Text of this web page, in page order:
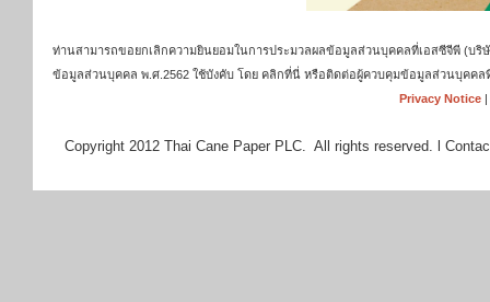
ท่านสามารถขอยกเลิกความยินยอมในการประมวลผลข้อมูลส่วนบุคคลที่เอสซีจีพี (บ
ข้อมูลส่วนบุคคล พ.ศ.2562 ใช้บังคับ โดย คลิกที่นี่ หรือติดต่อผู้ควบคุมข้อมูลส่วนบุคคล
Privacy Notice|
Copyright 2012 Thai Cane Paper PLC. All rights reserved. l